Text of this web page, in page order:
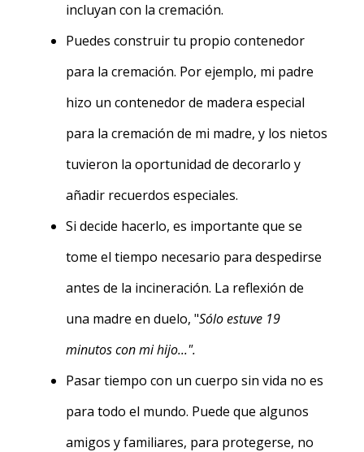
incluyan con la cremación.
Puedes construir tu propio contenedor
para la cremación. Por ejemplo, mi padre
hizo un contenedor de madera especial
para la cremación de mi madre, y los nietos
tuvieron la oportunidad de decorarlo y
añadir recuerdos especiales.
Si decide hacerlo, es importante que se
tome el tiempo necesario para despedirse
antes de la incineración. La reflexión de
una madre en duelo, "Sólo estuve 19
minutos con mi hijo...".
Pasar tiempo con un cuerpo sin vida no es
para todo el mundo. Puede que algunos
amigos y familiares, para protegerse, no